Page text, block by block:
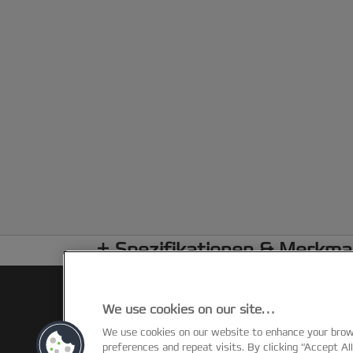
Spezifikationen &
We use cookies on our site…
We use cookies on our website to enhance your
preferences and repeat visits. By clicking “Accept